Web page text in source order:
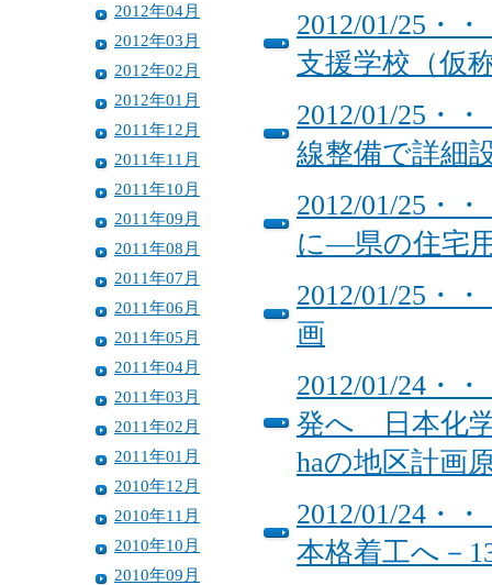
2012年04月
2012年03月
2012年02月
2012年01月
2011年12月
2011年11月
2011年10月
2011年09月
2011年08月
2011年07月
2011年06月
2011年05月
2011年04月
2011年03月
2011年02月
2011年01月
2010年12月
2010年11月
2010年10月
2010年09月
2012/01/25・
支援学校（仮
2012/01/25・
線整備で詳細
2012/01/25・
に―県の住宅
2012/01/25・
画
2012/01/24・
発へ 日本化
haの地区計画
2012/01/24・
本格着工へ－